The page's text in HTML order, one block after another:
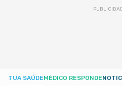
TUA SAÚDEMÉDICO RESPONDE